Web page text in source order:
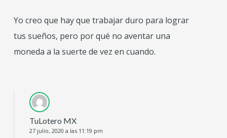
Yo creo que hay que trabajar duro para lograr
tus sueños, pero por qué no aventar una
moneda a la suerte de vez en cuando.
TuLotero MX
27 julio, 2020 a las 11:19 pm